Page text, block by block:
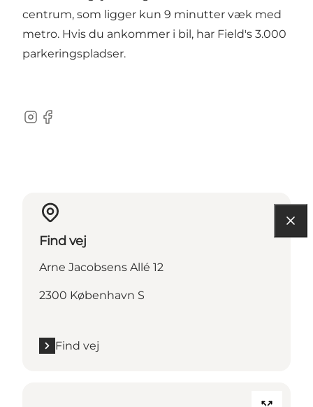
centrum, som ligger kun 9 minutter væk med
metro. Hvis du ankommer i bil, har Field's 3.000
parkeringspladser.
Instagram
Facebook
Find vej
Arne Jacobsens Allé 12
2300 København S
Find vej